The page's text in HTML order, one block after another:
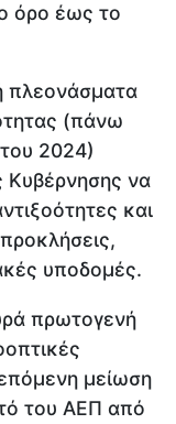
όρο έως το
πλεονάσματα
(πάνω
2024)
Κυβέρνησης να
και
υποδομές.
πρωτογενή
μείωση
του ΑΕΠ από